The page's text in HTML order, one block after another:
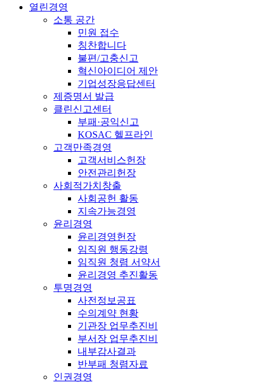
열린경영
소통 공간
민원 접수
칭찬합니다
불편/고충신고
혁신아이디어 제안
기업성장응답센터
제증명서 발급
클린신고센터
부패·공익신고
KOSAC 헬프라인
고객만족경영
고객서비스헌장
안전관리헌장
사회적가치창출
사회공헌 활동
지속가능경영
윤리경영
윤리경영헌장
임직원 행동강령
임직원 청렴 서약서
윤리경영 추진활동
투명경영
사전정보공표
수의계약 현황
기관장 업무추진비
부서장 업무추진비
내부감사결과
반부패 청렴자료
인권경영